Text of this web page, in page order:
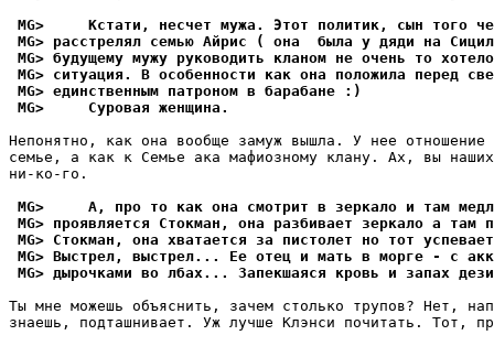
MG>     Кстати, несчет мужа. Этот политик, сын того
MG> pасстpелял семью Айрис ( она  была у дяди на
MG> будущему мужу руководить кланом не очень то
MG> ситуация. В особенности как она положила перед
MG> единственным патроном в барабане :)
MG>     Суpовая женщина.
Непонятно, как она вообще замуж вышла. У нее
семье, а как к Семье ака мафиозному клану. Ах, вы
ни-ко-го.
MG>     А, про то как она смотрит в зеркало и там
MG> проявляется Стокман, она разбивает зеркало а там
MG> Стокман, она хватается за пистолет но тот
MG> Выстрел, выстpел... Ее отец и мать в морге - с
MG> дырочками во лбах... Запекшаяся кровь и запах
Ты мне можешь объяснить, зачем столько трупов? Нет,
знаешь, подташнивает. Уж лучше Клэнси почитать. Тот,